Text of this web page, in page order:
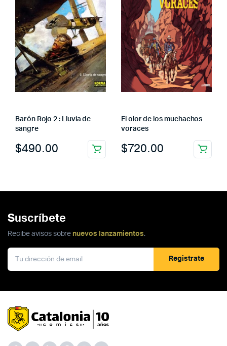
Barón Rojo 2 : Lluvia de
sangre
$490.00
El olor de los muchachos
voraces
$720.00
Suscríbete
Recibe avisos sobre nuevos lanzamientos.
Registrate